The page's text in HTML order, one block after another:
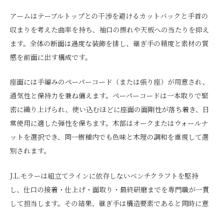
アームはテーブルトップとの干渉を避けるカットバックと手首の
収まりを考えた曲率を持ち、袖口の擦れや天板への当たりを抑え
ます。全体の断面は過度な装飾を排し、継ぎ手の精度と素材の質
感を前面に出す構成です。
座面には手編みのペーパーコード（または張り座）が用意され、
通気性と保持力を兼ね備えます。ペーパーコードは一本取りで緊
密に織り上げられ、使い込むほどに座面の面剛性が落ち着き、日
常使用に適した弾性を保ちます。木部はオークまたはウォールナ
ットを選択でき、同一樹種内でも色味と木理の調和を重視して選
別されます。
J.L.モラーは組立てラインに依存しないベンチクラフトを堅持
し、仕口の接着・仕上げ・面取り・最終研磨までを専門職が一貫
して担当します。その結果、継ぎ手は構造要素であると同時に意